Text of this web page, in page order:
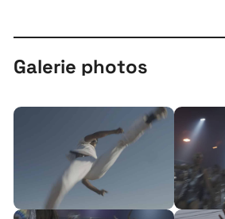
Tarif plein : 14€
Tarif réduit : 10€
Tarif groupe : 6€
Galerie photos